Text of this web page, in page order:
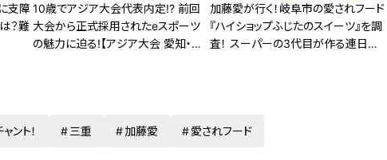
支障
？難
10歳でアジア大会代表内定!? 前回
大会から正式採用されたeスポーツ
の魅力に迫る!【アジア大会 愛知・名
加藤愛が行く！岐阜市の愛されフード
『ハイショップふじたのスイーツ』を調
査！ スーパーの3代目が作る連日爆
ャント！ 三重 加藤愛 愛されフード